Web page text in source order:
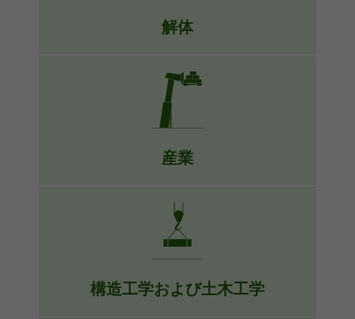
解体
により強化され、より静かに、かつよ
り安全に市街地での解体を遂行する高
リーチの解体機械類です。
詳細
産業
ン、マテリアルハンドリングマシー
ン、およびテレハンドリングマシーン
により、課題を満足させ、最適なソリ
す。
構造工学および土木工学